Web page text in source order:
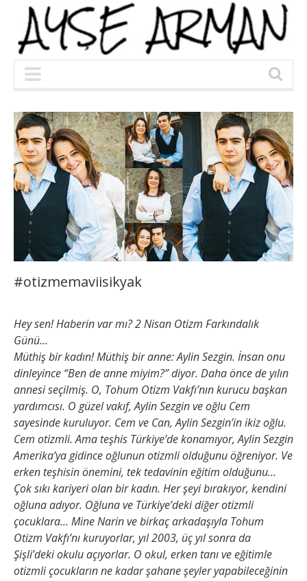
#otizmemaviisikyak
Hey sen! Haberin var mı? 2 Nisan Otizm Farkındalık
Günü…
Müthiş bir kadın! Müthiş bir anne: Aylin Sezgin. İnsan onu
dinleyince “Ben de anne miyim?” diyor. Daha önce de yılın
annesi seçilmiş. O, Tohum Otizm Vakfı’nın kurucu başkan
yardımcısı. O güzel vakıf, Aylin Sezgin ve oğlu Cem
sayesinde kuruluyor. Cem ve Can, Aylin Sezgin’in ikiz oğlu.
Cem otizmli. Ama teşhis Türkiye’de konamıyor, Aylin Sezgin
Amerika’ya gidince oğlunun otizmli olduğunu öğreniyor. Ve
erken teşhisin önemini, tek tedavinin eğitim olduğunu…
Çok sıkı kariyeri olan bir kadın. Her şeyi bırakıyor, kendini
oğluna adıyor. Oğluna ve Türkiye’deki diğer otizmli
çocuklara… Mine Narin ve birkaç arkadaşıyla Tohum
Otizm Vakfı’nı kuruyorlar, yıl 2003, üç yıl sonra da
Şişli’deki okulu açıyorlar. O okul, erken tanı ve eğitimle
otizmli çocukların ne kadar şahane şeyler yapabileceğinin